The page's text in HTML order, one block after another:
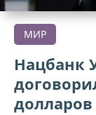
МИР
Нацбанк
долларов